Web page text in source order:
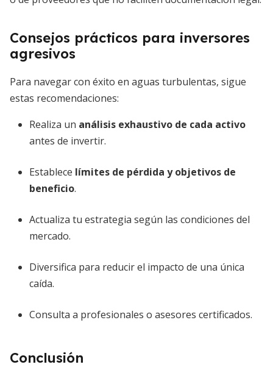
Consejos prácticos para inversores
agresivos
Para navegar con éxito en aguas turbulentas, sigue
estas recomendaciones:
Realiza un análisis exhaustivo de cada activo
antes de invertir.
Establece límites de pérdida y objetivos de
beneficio.
Actualiza tu estrategia según las condiciones del
mercado.
Diversifica para reducir el impacto de una única
caída.
Consulta a profesionales o asesores certificados.
Conclusión